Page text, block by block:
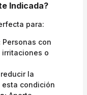
Indicada?
para:
Personas con
o
la
condición